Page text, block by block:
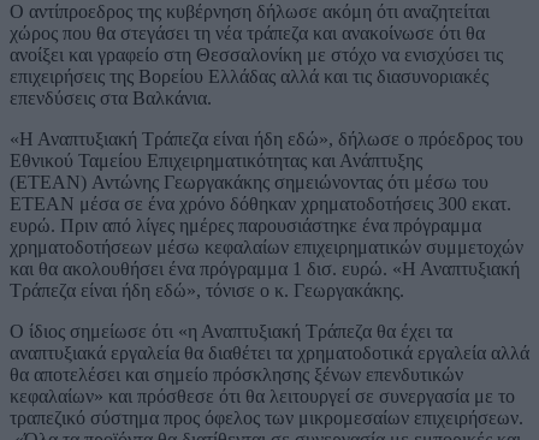
Ο αντίπροεδρος της κυβέρνηση δήλωσε ακόμη ότι αναζητείται
χώρος που θα στεγάσει τη νέα τράπεζα και ανακοίνωσε ότι θα
ανοίξει και γραφείο στη Θεσσαλονίκη με στόχο να ενισχύσει τις
επιχειρήσεις της Βορείου Ελλάδας αλλά και τις διασυνοριακές
επενδύσεις στα Βαλκάνια.
«Η Αναπτυξιακή Τράπεζα είναι ήδη εδώ», δήλωσε ο πρόεδρος του
Εθνικού Ταμείου Επιχειρηματικότητας και Ανάπτυξης
(ΕΤΕΑΝ) Αντώνης Γεωργακάκης σημειώνοντας ότι μέσω του
ΕΤΕΑΝ μέσα σε ένα χρόνο δόθηκαν χρηματοδοτήσεις 300 εκατ.
ευρώ. Πριν από λίγες ημέρες παρουσιάστηκε ένα πρόγραμμα
χρηματοδοτήσεων μέσω κεφαλαίων επιχειρηματικών συμμετοχών
και θα ακολουθήσει ένα πρόγραμμα 1 δισ. ευρώ. «Η Αναπτυξιακή
Τράπεζα είναι ήδη εδώ», τόνισε ο κ. Γεωργακάκης.
Ο ίδιος σημείωσε ότι «η Αναπτυξιακή Τράπεζα θα έχει τα
αναπτυξιακά εργαλεία θα διαθέτει τα χρηματοδοτικά εργαλεία αλλά
θα αποτελέσει και σημείο πρόσκλησης ξένων επενδυτικών
κεφαλαίων» και πρόσθεσε ότι θα λειτουργεί σε συνεργασία με το
τραπεζικό σύστημα προς όφελος των μικρομεσαίων επιχειρήσεων.